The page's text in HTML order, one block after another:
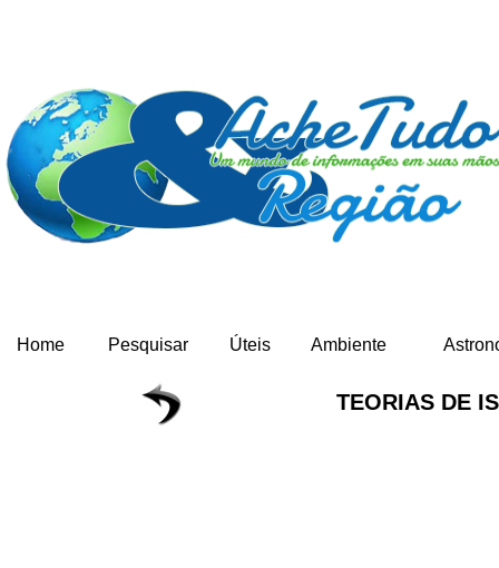
Home Pesquisar Úteis Ambiente
TEORIAS DE